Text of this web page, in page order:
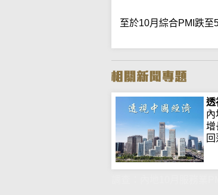
至於10月綜合PMI跌至
透
內
增
回